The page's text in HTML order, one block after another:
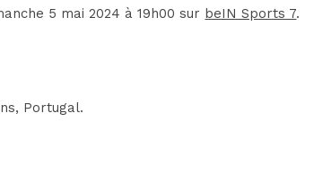
5 mai 2024 à 19h00 sur beIN Sports 7.
Portugal.